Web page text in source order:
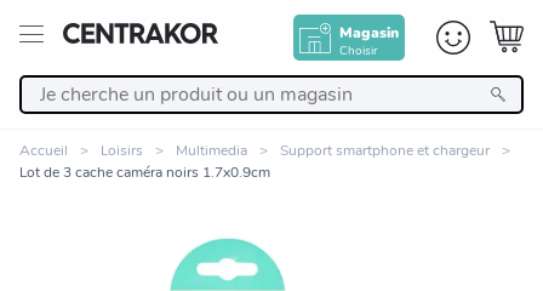
Magasin
Choisir
Décoration
Accueil Loisirs Multimedia
Support smartphone et chargeur
Lot de 3 cache caméra noirs 1.7x0.9cm